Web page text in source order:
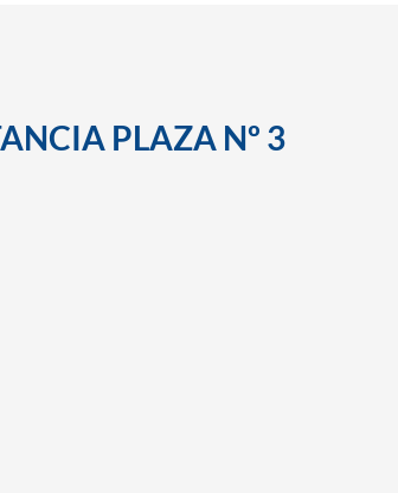
PLAZA Nº 3